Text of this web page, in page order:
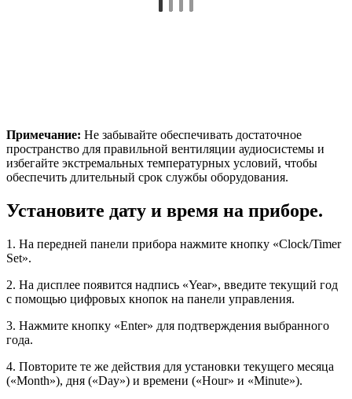
Примечание: Не забывайте обеспечивать достаточное
пространство для правильной вентиляции аудиосистемы и
избегайте экстремальных температурных условий, чтобы
обеспечить длительный срок службы оборудования.
Установите дату и время на приборе.
1. На передней панели прибора нажмите кнопку «Clock/Timer
Set».
2. На дисплее появится надпись «Year», введите текущий год
с помощью цифровых кнопок на панели управления.
3. Нажмите кнопку «Enter» для подтверждения выбранного
года.
4. Повторите те же действия для установки текущего месяца
(«Month»), дня («Day») и времени («Hour» и «Minute»).